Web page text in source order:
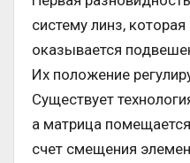
систему линз,
оказывается
Их положение
Существует
а матрица
счет смещения